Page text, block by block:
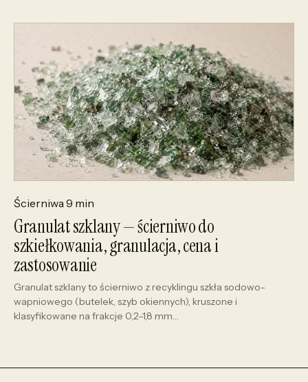
Ścierniwa9 min
Granulat szklany — ścierniwo do
szkiełkowania, granulacja, cena i
zastosowanie
Granulat szklany to ścierniwo z recyklingu szkła sodowo-
wapniowego (butelek, szyb okiennych), kruszone i
klasyfikowane na frakcje 0,2–1,8 mm…